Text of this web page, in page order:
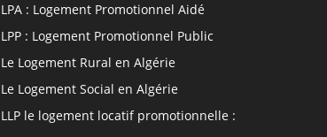
LPA : Logement Promotionnel Aidé
LPP : Logement Promotionnel Public
Le Logement Rural en Algérie
Le Logement Social en Algérie
LLP le logement locatif promotionnelle :